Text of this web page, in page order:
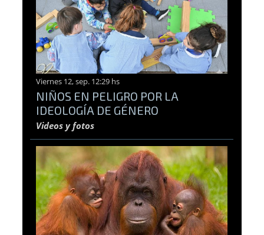
Viernes 12, sep. 12:29 hs
NIÑOS EN PELIGRO POR LA
IDEOLOGÍA DE GÉNERO
Videos y fotos